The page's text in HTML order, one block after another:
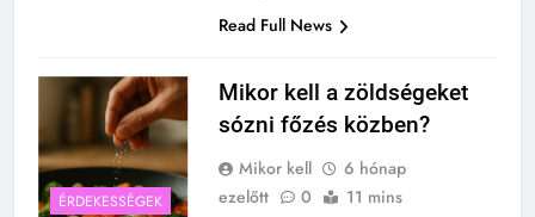
Read Full News
ÉRDEKESSÉGEK
Mikor kell a zöldségeket
sózni főzés közben?
Mikor kell
6 hónap
ezelőtt
0 11 mins